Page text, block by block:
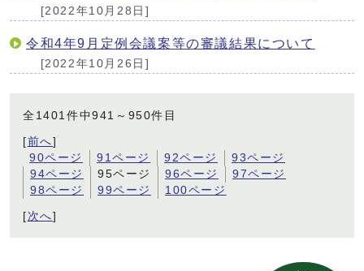
[2022年10月28日]
令和4年9月定例会議案等の審議結果について
[2022年10月26日]
全1401件中941～950件目
[前へ]
90ページ
91ページ 92ページ
93ページ
94ページ
95ページ 96ページ
97ページ
98ページ
99ページ 100ページ
[ 次へ]